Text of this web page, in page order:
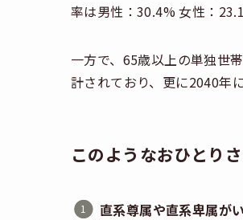
率は男性：30.4% 女性：
一方で、65歳以上の単独世
計されており、更に2040年
このようなおひとり
直系尊属や直系卑属が